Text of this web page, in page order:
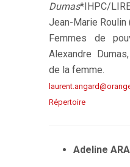
Dumas*IHPC/
Jean-Marie Roulin
Femmes de
Alexandre
de la femme.
Répertoire
Adeline